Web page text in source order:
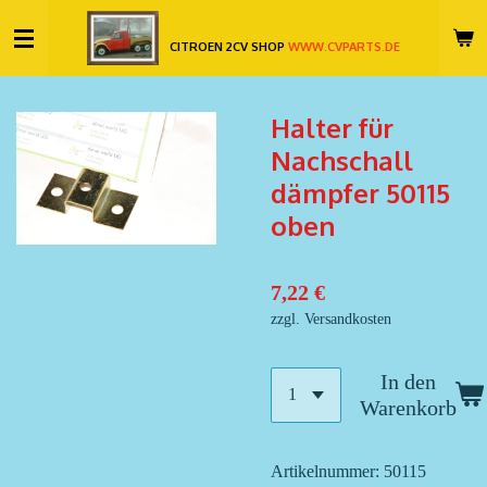
Hauptinhalt
springen
CITROEN 2CV SHOPWWW.CVPARTS.DE
Halter für
Nachschall
dämpfer 50115
oben
7,22 €
zzgl. Versandkosten
In den
Warenkorb
Artikelnummer: 50115